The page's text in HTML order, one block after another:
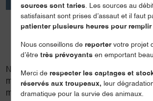
Né à Grenoble, je me suis très jeune
montagnes environnantes. Devenir guide
montagne, construire une maison en paille
sources sont taries. Les sources au
satisfaisant sont prises d’assaut et il faut
patienter plusieurs heures pour
Nous conseillons de reportervotre projet
d’êtretrès prévoyants en emportant
Merci de respecter les captages et
réservés aux troupeaux, leur
dramatique pour la survie des animaux.